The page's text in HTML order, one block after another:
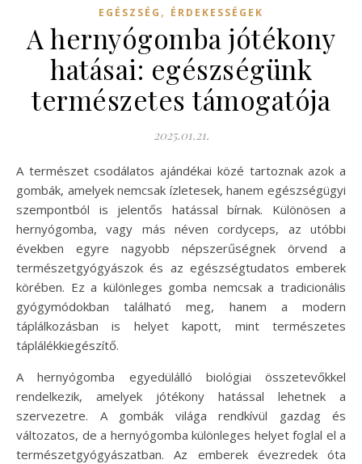
EGÉSZSÉG , ÉRDEKESSÉGEK
A hernyógomba jótékony
hatásai: egészségünk
természetes támogatója
2025.01.21.
A természet csodálatos ajándékai közé tartoznak azok a
gombák, amelyek nemcsak ízletesek, hanem egészségügyi
szempontból is jelentős hatással bírnak. Különösen a
hernyógomba, vagy más néven cordyceps, az utóbbi
években egyre nagyobb népszerűségnek örvend a
természetgyógyászok és az egészségtudatos emberek
körében. Ez a különleges gomba nemcsak a tradicionális
gyógymódokban található meg, hanem a modern
táplálkozásban is helyet kapott, mint természetes
táplálékkiegészítő.
A hernyógomba egyedülálló biológiai összetevőkkel
rendelkezik, amelyek jótékony hatással lehetnek a
szervezetre. A gombák világa rendkívül gazdag és
változatos, de a hernyógomba különleges helyet foglal el a
természetgyógyászatban. Az emberek évezredek óta